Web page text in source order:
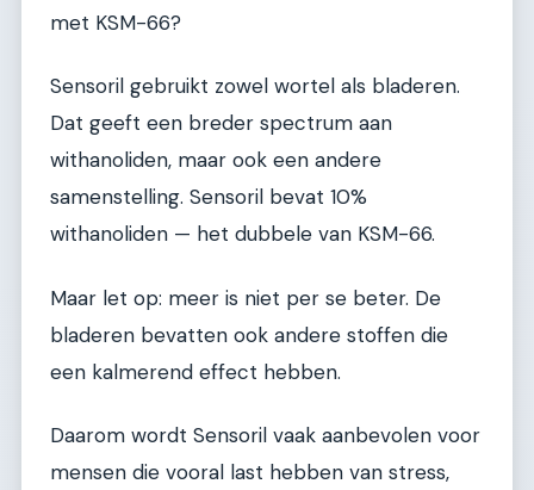
met KSM-66?
Sensoril gebruikt zowel wortel als bladeren.
Dat geeft een breder spectrum aan
withanoliden, maar ook een andere
samenstelling. Sensoril bevat 10%
withanoliden — het dubbele van KSM-66.
Maar let op: meer is niet per se beter. De
bladeren bevatten ook andere stoffen die
een kalmerend effect hebben.
Daarom wordt Sensoril vaak aanbevolen voor
mensen die vooral last hebben van stress,